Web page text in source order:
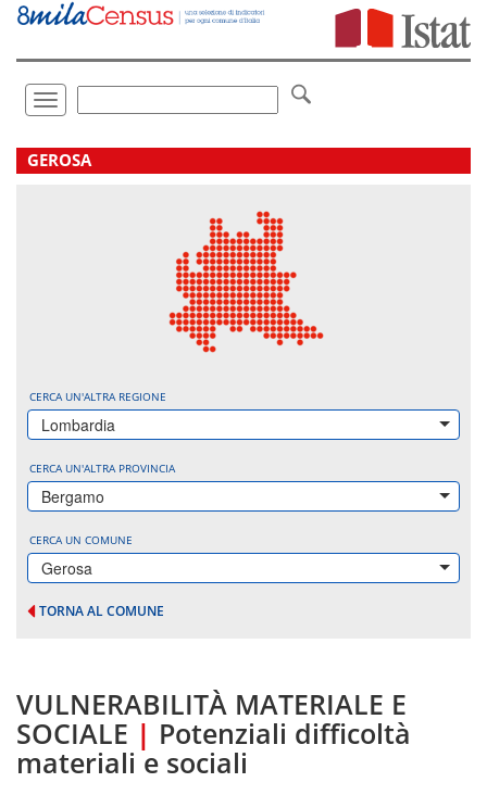
Vai
direttamente
Toggle
navigation
.
GEROSA
CERCA UN'ALTRA REGIONE
Lombardia
CERCA UN'ALTRA PROVINCIA
Bergamo
CERCA UN COMUNE
Gerosa
TORNA AL COMUNE
VULNERABILITÀ MATERIALE E
SOCIALE | Potenziali difficoltà
materiali e sociali